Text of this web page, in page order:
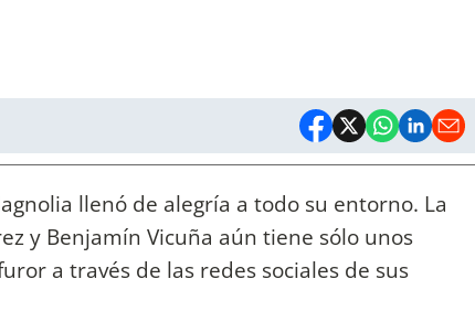
llenó de alegría a todo su entorno. La
y Benjamín Vicuña aún tiene sólo unos
a través de las redes sociales de sus